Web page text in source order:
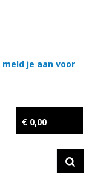
meld je aan voor
€ 0,00